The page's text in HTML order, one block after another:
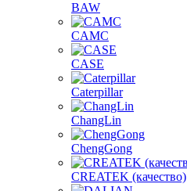
BAW
CAMC
CASE
Caterpillar
ChangLin
ChengGong
CREATEK (качество)